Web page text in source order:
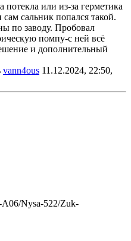
или из-за герметика
сальник попался такой.
по заводу. Пробовал
помпу-с ней всё
и дополнительный
vann4ous 11.12.2024, 22:50,
Nysa-522/Zuk-